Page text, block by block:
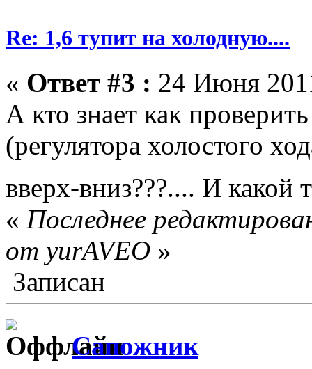
Re: 1,6 тупит на холодную....
« Ответ #3 : 24 Июня
А кто знает как
(регулятора холостого
вверх-вниз???.... И
« Последнее
от yurAVEO »
Записан
Сапожник